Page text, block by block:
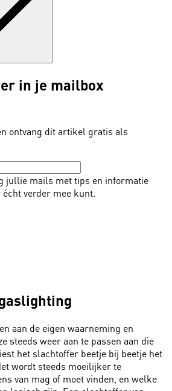
in je mailbox
ontvang dit artikel gratis als
jullie mails met tips en informatie
verder mee kunt.
aan de eigen waarneming en
steeds weer aan te passen aan die
het slachtoffer beetje bij beetje het
wordt steeds moeilijker te
van mag of moet vinden, en welke